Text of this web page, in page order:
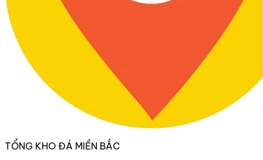
TỔNG KHO ĐÁ MIỀN BẮC